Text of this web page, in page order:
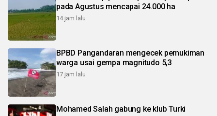
pada Agustus mencapai 24.000 ha
14 jam lalu
BPBD Pangandaran mengecek pemukiman
warga usai gempa magnitudo 5,3
17 jam lalu
Mohamed Salah gabung ke klub Turki